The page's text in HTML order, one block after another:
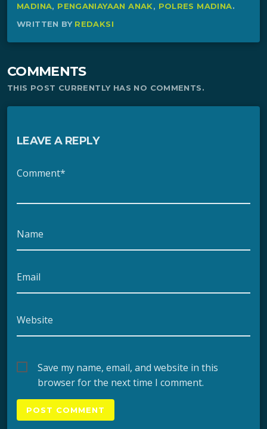
MADINA, PENGANIAYAAN ANAK, POLRES MADINA.
WRITTEN BY REDAKSI
COMMENTS
THIS POST CURRENTLY HAS NO COMMENTS.
LEAVE A REPLY
Comment*
Name
Email
Website
Save my name, email, and website in this
browser for the next time I comment.